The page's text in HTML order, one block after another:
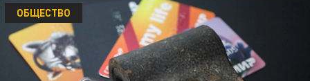
ОБЩЕСТВО